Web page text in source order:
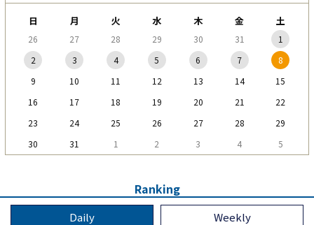
日 月 火 水 木 金 土
26 27 28 29 30 31
1
2
3 4 5 6 7
8
9
10 11 12 13 14
15
16
17 18 19 20 21
22
23
24 25 26 27 28
29
30
31 1 2 3 4 5
Ranking
Daily Weekly